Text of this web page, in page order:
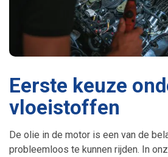
Eerste keuze
vloeistoffen
De olie in de motor is een van de
probleemloos te kunnen rijden. In